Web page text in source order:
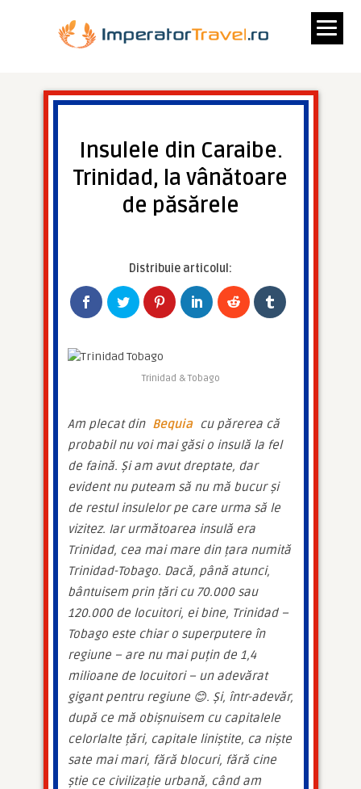
Insulele din Caraibe.
Trinidad, la vânătoare
de păsărele
Distribuie articolul:
Trinidad & Tobago
Am plecat din Bequia
cu părerea că
probabil nu voi mai găsi o insulă la fel
de faină. Și am avut dreptate, dar
evident nu puteam să nu mă bucur și
de restul insulelor pe care urma să le
vizitez. Iar următoarea insulă era
Trinidad, cea mai mare din țara numită
Trinidad-Tobago. Dacă, până atunci,
bântuisem prin țări cu 70.000 sau
120.000 de locuitori, ei bine, Trinidad –
Tobago este chiar o superputere în
regiune – are nu mai puțin de 1,4
milioane de locuitori – un adevărat
gigant pentru regiune 😊. Și, într-adevăr,
după ce mă obișnuisem cu capitalele
celorlalte țări, capitale liniștite, ca niște
sate mai mari, fără blocuri, fără cine
știe ce civilizație urbană, când am